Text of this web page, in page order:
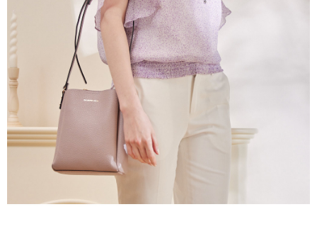
４．使用「AFTEE先享後付」時，將依據個別帳號之用戶狀況，依本公司即
時審查核予不同之上限額度；若仍有額度不足之情形，本公司將視審查結果
請求用戶進行身份認證。
５．嚴禁一人註冊多個帳號或使用他人資訊註冊。若發現惡意使用之情形，
恩沛科技股份有限公司將有權停止該用戶之使用額度並採取法律行動。